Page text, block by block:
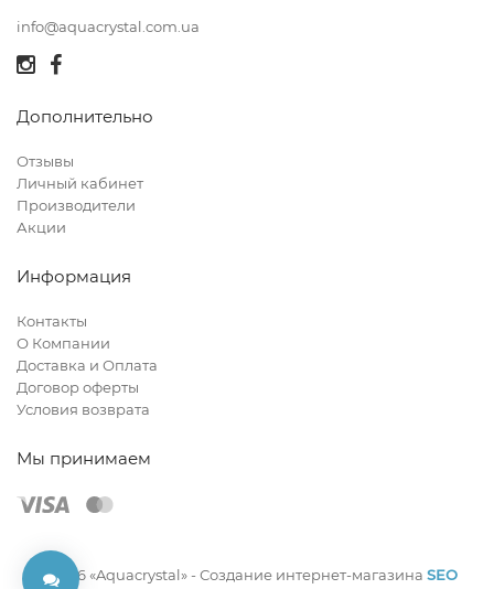
info@aquacrystal.com.ua
Дополнительно
Отзывы
Личный кабинет
Производители
Акции
Информация
Контакты
О Компании
Доставка и Оплата
Договор оферты
Условия возврата
Мы принимаем
© 2026 «Aquacrystal» -Создание интернет-магазина SEO